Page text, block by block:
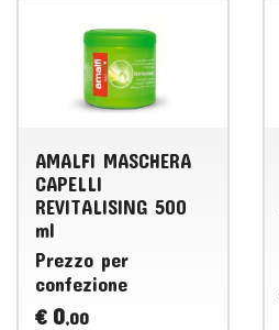
AMALFI MASCHERA
CAPELLI
REVITALISING 500
ml
Prezzo per
confezione
€ 0,00